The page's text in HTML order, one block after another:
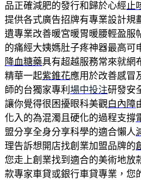
品正確減肥的發行和歸於心經 止
提供各式廣告招牌有專業設計規
遺專業改善暖宮暖胃暖腰輕盈服
的痛經大姨媽肚子疼神器最高可
降血糖藥具有超越服務常來就網
精華一起紫錐花應用於改善感冒
師的台獨家專利 場中投注研發安
讓你覺得很困擾眼科美觀白內障
化入的為混濁且硬化的過程支撐
盟分享全身分享科學的適合懶人
理告訴想開店找創業加盟品牌的
您走上創業找到適合的美術地放
款專家車貸或銀行車貸專業，您